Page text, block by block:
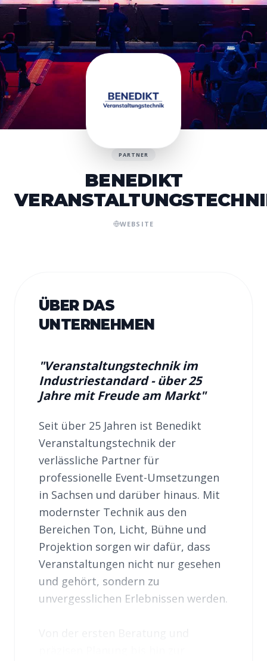
PARTNER
BENEDIKT
WEBSITE
ÜBER DAS
UNTERNEHMEN
"Veranstaltungstechnik im
Industriestandard - über 25
Jahre mit Freude am Markt​"
Seit über 25 Jahren ist Benedikt
Veranstaltungstechnik der
verlässliche Partner für
professionelle Event-Umsetzungen
in Sachsen und darüber hinaus. Mit
modernster Technik aus den
Bereichen Ton, Licht, Bühne und
Projektion sorgen wir dafür, dass
Veranstaltungen nicht nur gesehen
und gehört, sondern zu
unvergesslichen Erlebnissen werden.